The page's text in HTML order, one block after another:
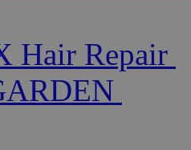
Hair Repair